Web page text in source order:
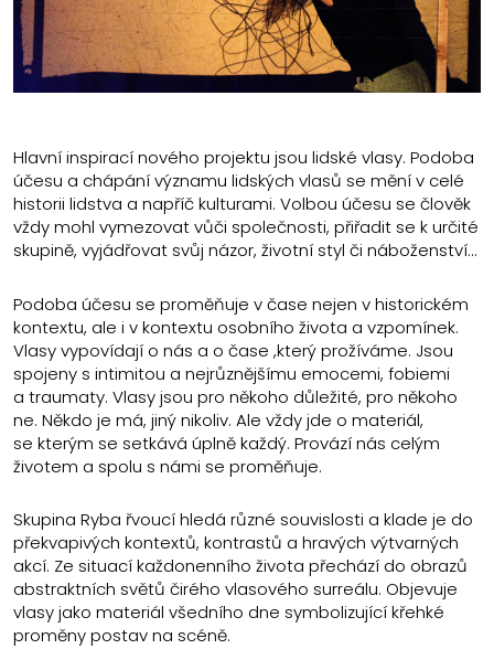
Hlavní inspirací nového projektu jsou lidské vlasy. Podoba
účesu a chápání významu lidských vlasů se mění v celé
historii lidstva a napříč kulturami. Volbou účesu se člověk
vždy mohl vymezovat vůči společnosti, přiřadit se k určité
skupině, vyjádřovat svůj názor, životní styl či náboženství…
Podoba účesu se proměňuje v čase nejen v historickém
kontextu, ale i v kontextu osobního života a vzpomínek.
Vlasy vypovídají o nás a o čase ,který prožíváme. Jsou
spojeny s intimitou a nejrůznějšímu emocemi, fobiemi
a traumaty. Vlasy jsou pro někoho důležité, pro někoho
ne. Někdo je má, jiný nikoliv. Ale vždy jde o materiál,
se kterým se setkává úplně každý. Provází nás celým
životem a spolu s námi se proměňuje.
Skupina Ryba řvoucí hledá různé souvislosti a klade je do
překvapivých kontextů, kontrastů a hravých výtvarných
akcí. Ze situací každonenního života přechází do obrazů
abstraktních světů čirého vlasového surreálu. Objevuje
vlasy jako materiál všedního dne symbolizující křehké
proměny postav na scéně.